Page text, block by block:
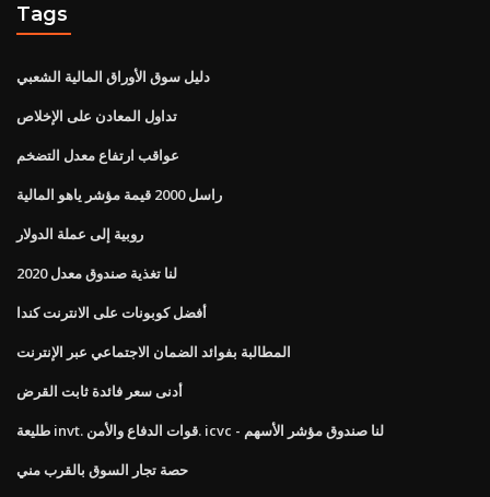
Tags
دليل سوق الأوراق المالية الشعبي
تداول المعادن على الإخلاص
عواقب ارتفاع معدل التضخم
راسل 2000 قيمة مؤشر ياهو المالية
روبية إلى عملة الدولار
لنا تغذية صندوق معدل 2020
أفضل كوبونات على الانترنت كندا
المطالبة بفوائد الضمان الاجتماعي عبر الإنترنت
أدنى سعر فائدة ثابت القرض
طليعة invt. قوات الدفاع والأمن. icvc - لنا صندوق مؤشر الأسهم
حصة تجار السوق بالقرب مني